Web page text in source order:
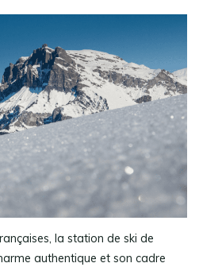
la station de ski de
authentique et son cadre